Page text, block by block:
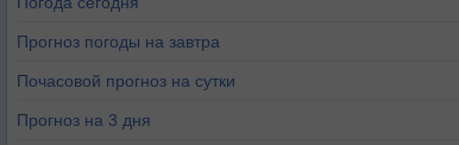
Прогноз погоды на завтра
Почасовой прогноз на сутки
Прогноз на 3 дня